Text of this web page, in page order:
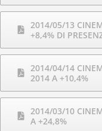
2014/05/13
+8,4% DI
2014/04/14
2014 A +10,4%
2014/03/10
A +24,8%